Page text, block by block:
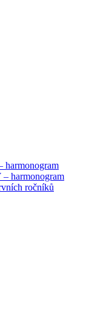
harmonogram
ročníků